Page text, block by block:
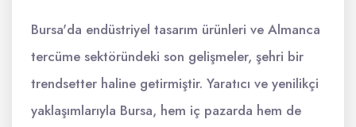
Bursa'da endüstriyel tasarım ürünleri ve Almanca
tercüme sektöründeki son gelişmeler, şehri bir
trendsetter haline getirmiştir. Yaratıcı ve yenilikçi
yaklaşımlarıyla Bursa, hem iç pazarda hem de